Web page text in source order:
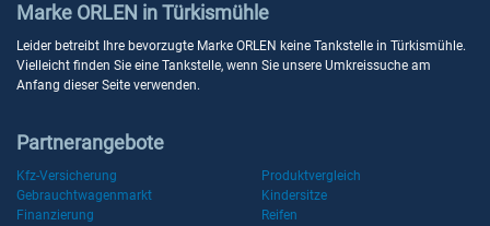
Marke ORLEN in Türkismühle
Leider betreibt Ihre bevorzugte Marke ORLEN keine Tankstelle in Türkismühle.
Vielleicht finden Sie eine Tankstelle, wenn Sie unsere Umkreissuche am
Anfang dieser Seite verwenden.
Partnerangebote
Kfz-Versicherung
Produktvergleich
Gebrauchtwagenmarkt
Kindersitze
Finanzierung
Reifen